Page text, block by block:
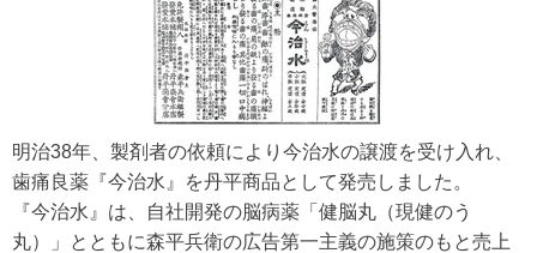
明治38年、製剤者の依頼により今治水の譲渡を受け入れ、
歯痛良薬『今治水』を丹平商品として発売しました。
『今治水』は、自社開発の脳病薬「健脳丸（現健のう
丸）」とともに森平兵衛の広告第一主義の施策のもと売上